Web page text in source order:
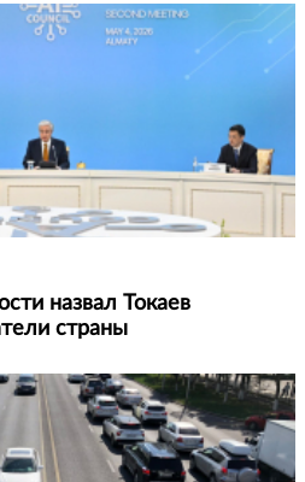
назвал Токаев
страны